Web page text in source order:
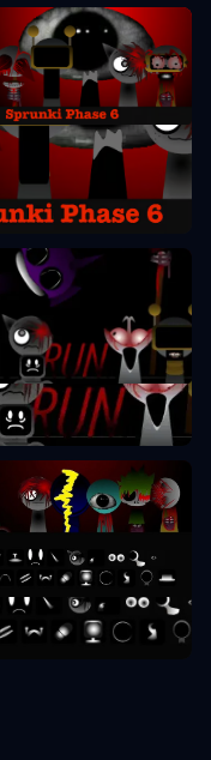
Sprunki Phase 6
Sprunki Phase 7
Sprunki Phase 9